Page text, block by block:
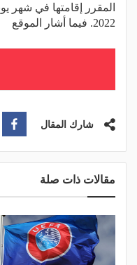
المقرر إقامتها في شهر
2022. فيما أشار الموقع
شارك المقال
مقالات ذات صلة